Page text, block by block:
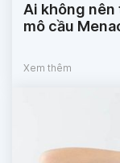
Ai không
mô cầu
Xem thêm